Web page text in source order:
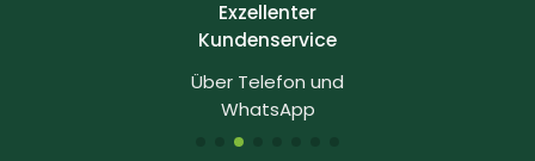
Exzellenter
Kundenservice
Über Telefon und
WhatsApp